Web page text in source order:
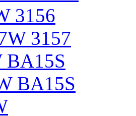
3156
3157
BA15S
BA15S